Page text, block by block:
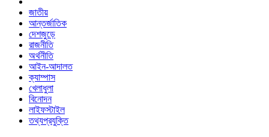
জাতীয়
আন্তর্জাতিক
দেশজুড়ে
রাজনীতি
অর্থনীতি
আইন-আদালত
ক্যাম্পাস
খেলাধুলা
বিনোদন
লাইফস্টাইল
তথ্যপ্রযুক্তি